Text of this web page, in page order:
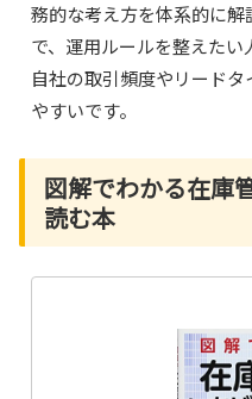
務的な考え方を体系的に
で、運用ルールを整えた
自社の取引頻度やリード
やすいです。
図解でわかる在
読む本